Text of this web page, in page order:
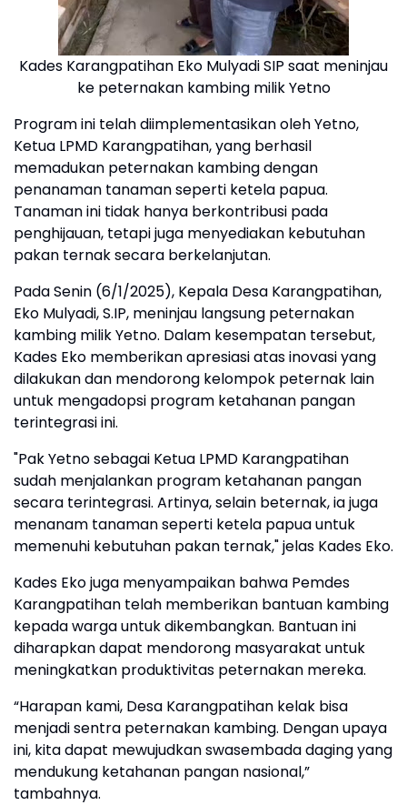
Kades Karangpatihan Eko Mulyadi SIP saat meninjau
ke peternakan kambing milik Yetno
Program ini telah diimplementasikan oleh Yetno,
Ketua LPMD Karangpatihan, yang berhasil
memadukan peternakan kambing dengan
penanaman tanaman seperti ketela papua.
Tanaman ini tidak hanya berkontribusi pada
penghijauan, tetapi juga menyediakan kebutuhan
pakan ternak secara berkelanjutan.
Pada Senin (6/1/2025), Kepala Desa Karangpatihan,
Eko Mulyadi, S.IP, meninjau langsung peternakan
kambing milik Yetno. Dalam kesempatan tersebut,
Kades Eko memberikan apresiasi atas inovasi yang
dilakukan dan mendorong kelompok peternak lain
untuk mengadopsi program ketahanan pangan
terintegrasi ini.
"Pak Yetno sebagai Ketua LPMD Karangpatihan
sudah menjalankan program ketahanan pangan
secara terintegrasi. Artinya, selain beternak, ia juga
menanam tanaman seperti ketela papua untuk
memenuhi kebutuhan pakan ternak," jelas Kades Eko.
Kades Eko juga menyampaikan bahwa Pemdes
Karangpatihan telah memberikan bantuan kambing
kepada warga untuk dikembangkan. Bantuan ini
diharapkan dapat mendorong masyarakat untuk
meningkatkan produktivitas peternakan mereka.
“Harapan kami, Desa Karangpatihan kelak bisa
menjadi sentra peternakan kambing. Dengan upaya
ini, kita dapat mewujudkan swasembada daging yang
mendukung ketahanan pangan nasional,”
tambahnya.